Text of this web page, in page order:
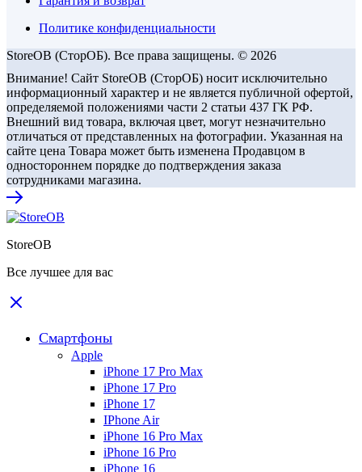
Политике конфиденциальности
StoreOB (CторОБ). Все права защищены. © 2026
Внимание! Сайт StoreOB (СторОБ) носит исключительно
информационный характер и не является публичной офертой,
определяемой положениями части 2 статьи 437 ГК РФ.
Внешний вид товара, включая цвет, могут незначительно
отличаться от представленных на фотографии. Указанная на
сайте цена Товара может быть изменена Продавцом в
одностороннем порядке до подтверждения заказа
сотрудниками магазина.
StoreOB
Все лучшее для вас
Смартфоны
Apple
iPhone 17 Pro Max
iPhone 17 Pro
iPhone 17
IPhone Air
iPhone 16 Pro Max
iPhone 16 Pro
iPhone 16